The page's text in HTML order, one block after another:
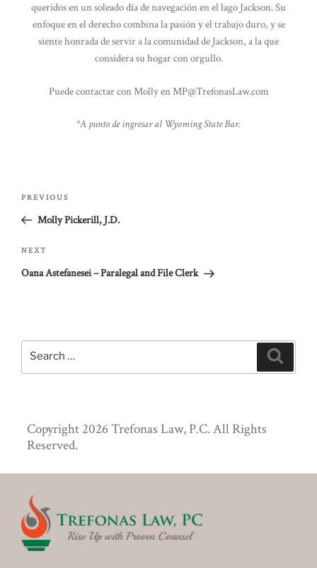
queridos en un soleado día de navegación en el lago Jackson. Su
enfoque en el derecho combina la pasión y el trabajo duro, y se
siente honrada de servir a la comunidad de Jackson, a la que
considera su hogar con orgullo.
Puede contactar con Molly en MP@TrefonasLaw.com
*A punto de ingresar al Wyoming State Bar.
Post
Previous
Post
PREVIOUS
Molly Pickerill, J.D.
Next
Post
NEXT
Oana Astefanesei – Paralegal and File Clerk
Copyright 2026 Trefonas Law, P.C. All Rights
Reserved.